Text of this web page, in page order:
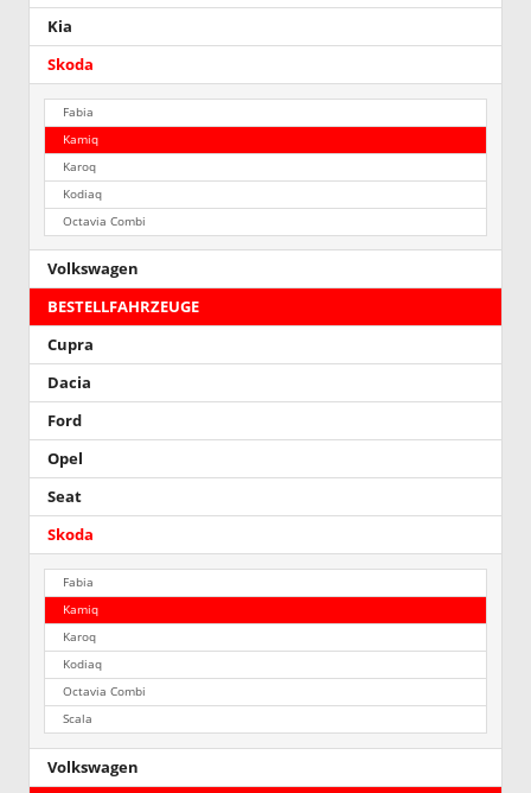
Kia
Skoda
Fabia
Kamiq
Karoq
Kodiaq
Octavia Combi
Volkswagen
BESTELLFAHRZEUGE
Cupra
Dacia
Ford
Opel
Seat
Skoda
Fabia
Kamiq
Karoq
Kodiaq
Octavia Combi
Scala
Volkswagen